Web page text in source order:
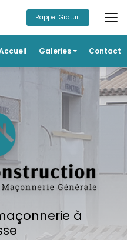
Galeries
bain
extérieurs
Contact
Rappel Gratuit
à